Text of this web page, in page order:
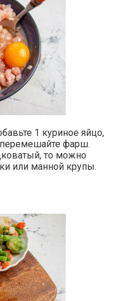
1 куриное яйцо,
фарш.
то можно
или манной крупы.